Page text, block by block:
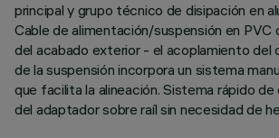
principal y grupo técnico de disipación en
Cable de alimentación/suspensión en PVC
del acabado exterior - el acoplamiento del
de la suspensión incorpora un sistema
que facilita la alineación. Sistema rápido
del adaptador sobre raíl sin necesidad de